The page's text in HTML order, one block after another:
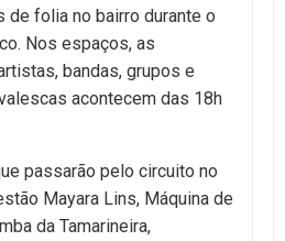
de folia no bairro durante o
Nos espaços, as
bandas, grupos e
acontecem das 18h
passarão pelo circuito no
Mayara Lins, Máquina de
da Tamarineira,